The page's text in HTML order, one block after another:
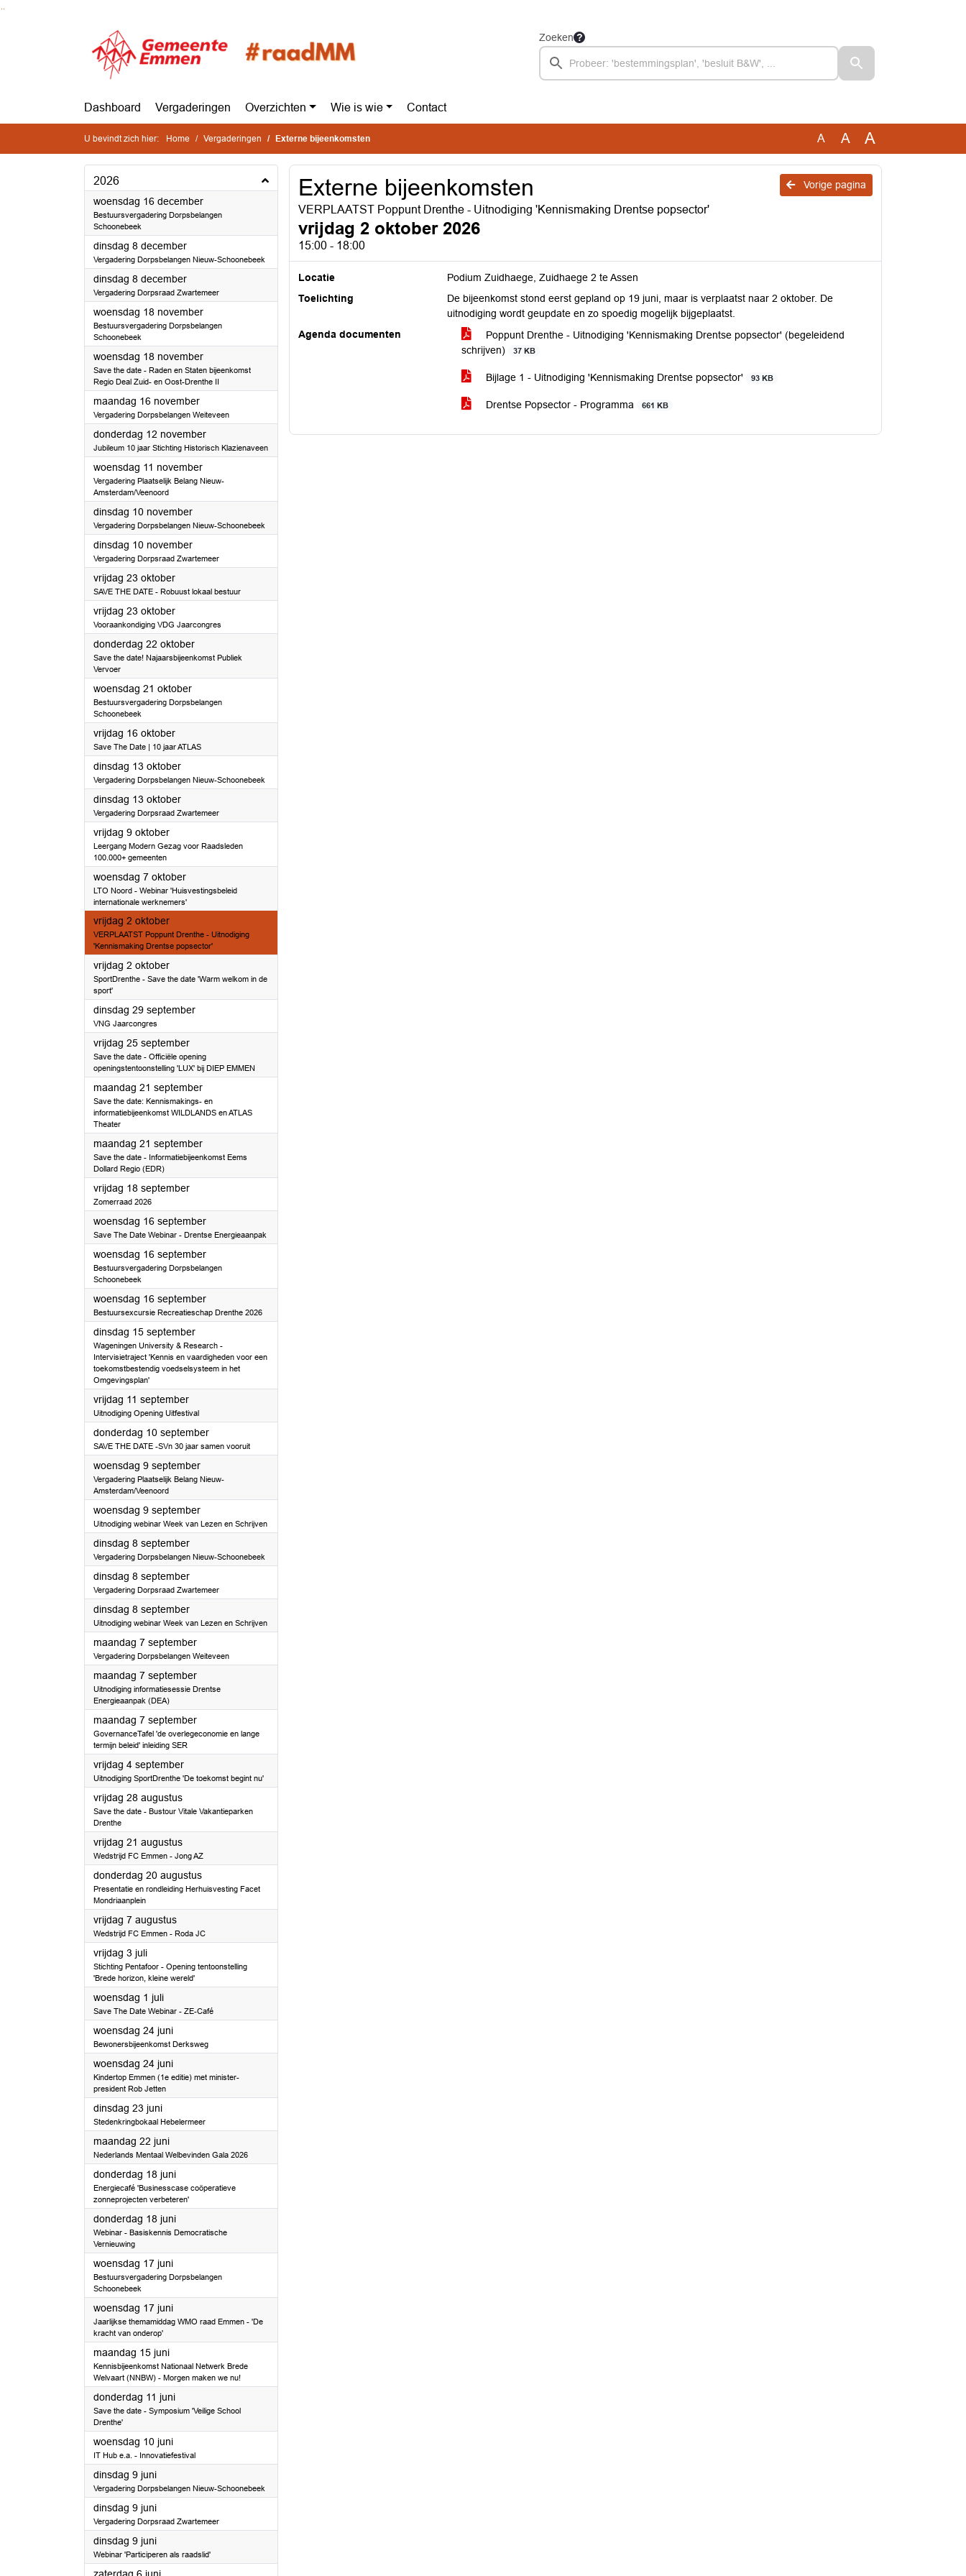
Zoeken
Dashboard Vergaderingen Overzichten Wie is wie Contact
U bevindt zich hier: Home Vergaderingen Externe bijeenkomsten A A A
2026
woensdag 16 december2026
Bestuursvergadering Dorpsbelangen
Schoonebeek
dinsdag 8 december2026
Vergadering Dorpsbelangen Nieuw-Schoonebeek
dinsdag 8 december2026
Vergadering Dorpsraad Zwartemeer
woensdag 18 november2026
Bestuursvergadering Dorpsbelangen
Schoonebeek
woensdag 18 november2026
Save the date - Raden en Staten bijeenkomst
Regio Deal Zuid- en Oost-Drenthe II
maandag 16 november2026
Vergadering Dorpsbelangen Weiteveen
donderdag 12 november2026
Jubileum 10 jaar Stichting Historisch Klazienaveen
woensdag 11 november2026
Vergadering Plaatselijk Belang Nieuw-
Amsterdam/Veenoord
dinsdag 10 november2026
Vergadering Dorpsbelangen Nieuw-Schoonebeek
dinsdag 10 november2026
Vergadering Dorpsraad Zwartemeer
vrijdag 23 oktober2026
SAVE THE DATE - Robuust lokaal bestuur
vrijdag 23 oktober2026
Vooraankondiging VDG Jaarcongres
donderdag 22 oktober2026
Save the date! Najaarsbijeenkomst Publiek
Vervoer
woensdag 21 oktober2026
Bestuursvergadering Dorpsbelangen
Schoonebeek
vrijdag 16 oktober2026
Save The Date | 10 jaar ATLAS
dinsdag 13 oktober2026
Vergadering Dorpsbelangen Nieuw-Schoonebeek
dinsdag 13 oktober2026
Vergadering Dorpsraad Zwartemeer
vrijdag 9 oktober2026
Leergang Modern Gezag voor Raadsleden
100.000+ gemeenten
woensdag 7 oktober2026
LTO Noord - Webinar 'Huisvestingsbeleid
internationale werknemers'
vrijdag 2 oktober2026
VERPLAATST Poppunt Drenthe - Uitnodiging
'Kennismaking Drentse popsector'
vrijdag 2 oktober2026
SportDrenthe - Save the date 'Warm welkom in de
sport'
dinsdag 29 september2026
VNG Jaarcongres
vrijdag 25 september2026
Save the date - Officiële opening
openingstentoonstelling 'LUX' bij DIEP EMMEN
maandag 21 september2026
Save the date: Kennismakings- en
informatiebijeenkomst WILDLANDS en ATLAS
Theater
maandag 21 september2026
Save the date - Informatiebijeenkomst Eems
Dollard Regio (EDR)
vrijdag 18 september2026
Zomerraad 2026
woensdag 16 september2026
Save The Date Webinar - Drentse Energieaanpak
woensdag 16 september2026
Bestuursvergadering Dorpsbelangen
Schoonebeek
woensdag 16 september2026
Bestuursexcursie Recreatieschap Drenthe 2026
dinsdag 15 september2026
Wageningen University & Research -
Intervisietraject 'Kennis en vaardigheden voor een
toekomstbestendig voedselsysteem in het
Omgevingsplan'
vrijdag 11 september2026
Uitnodiging Opening Uitfestival
donderdag 10 september2026
SAVE THE DATE -SVn 30 jaar samen vooruit
woensdag 9 september2026
Vergadering Plaatselijk Belang Nieuw-
Amsterdam/Veenoord
woensdag 9 september2026
Uitnodiging webinar Week van Lezen en Schrijven
dinsdag 8 september2026
Vergadering Dorpsbelangen Nieuw-Schoonebeek
dinsdag 8 september2026
Vergadering Dorpsraad Zwartemeer
dinsdag 8 september2026
Uitnodiging webinar Week van Lezen en Schrijven
maandag 7 september2026
Vergadering Dorpsbelangen Weiteveen
maandag 7 september2026
Uitnodiging informatiesessie Drentse
Energieaanpak (DEA)
maandag 7 september2026
GovernanceTafel 'de overlegeconomie en lange
termijn beleid' inleiding SER
vrijdag 4 september2026
Uitnodiging SportDrenthe 'De toekomst begint nu'
vrijdag 28 augustus2026
Save the date - Bustour Vitale Vakantieparken
Drenthe
vrijdag 21 augustus2026
Wedstrijd FC Emmen - Jong AZ
donderdag 20 augustus2026
Presentatie en rondleiding Herhuisvesting Facet
Mondriaanplein
vrijdag 7 augustus2026
Wedstrijd FC Emmen - Roda JC
vrijdag 3 juli2026
Stichting Pentafoor - Opening tentoonstelling
'Brede horizon, kleine wereld'
woensdag 1 juli2026
Save The Date Webinar - ZE-Café
woensdag 24 juni2026
Bewonersbijeenkomst Derksweg
woensdag 24 juni2026
Kindertop Emmen (1e editie) met minister-
president Rob Jetten
dinsdag 23 juni2026
Stedenkringbokaal Hebelermeer
maandag 22 juni2026
Nederlands Mentaal Welbevinden Gala 2026
donderdag 18 juni2026
Energiecafé 'Businesscase coöperatieve
zonneprojecten verbeteren'
donderdag 18 juni2026
Webinar - Basiskennis Democratische
Vernieuwing
woensdag 17 juni2026
Bestuursvergadering Dorpsbelangen
Schoonebeek
woensdag 17 juni2026
Jaarlijkse themamiddag WMO raad Emmen - 'De
kracht van onderop'
maandag 15 juni2026
Kennisbijeenkomst Nationaal Netwerk Brede
Welvaart (NNBW) - Morgen maken we nu!
donderdag 11 juni2026
Save the date - Symposium 'Veilige School
Drenthe'
woensdag 10 juni2026
IT Hub e.a. - Innovatiefestival
dinsdag 9 juni2026
Vergadering Dorpsbelangen Nieuw-Schoonebeek
dinsdag 9 juni2026
Vergadering Dorpsraad Zwartemeer
dinsdag 9 juni2026
Webinar 'Participeren als raadslid'
2026
Vorige pagina
Externe bijeenkomsten
VERPLAATST Poppunt Drenthe - Uitnodiging 'Kennismaking Drentse popsector'
vrijdag 2 oktober 2026
15:00 - 18:00
Locatie
Podium Zuidhaege, Zuidhaege 2 te Assen
Toelichting
De bijeenkomst stond eerst gepland op 19 juni, maar is verplaatst naar 2 oktober. De
uitnodiging wordt geupdate en zo spoedig mogelijk bijgeplaatst.
Agenda documenten
Poppunt Drenthe - Uitnodiging 'Kennismaking Drentse popsector' (begeleidend
schrijven)
37 KB
Bijlage 1 - Uitnodiging 'Kennismaking Drentse popsector' 93 KB
Drentse Popsector - Programma 661 KB